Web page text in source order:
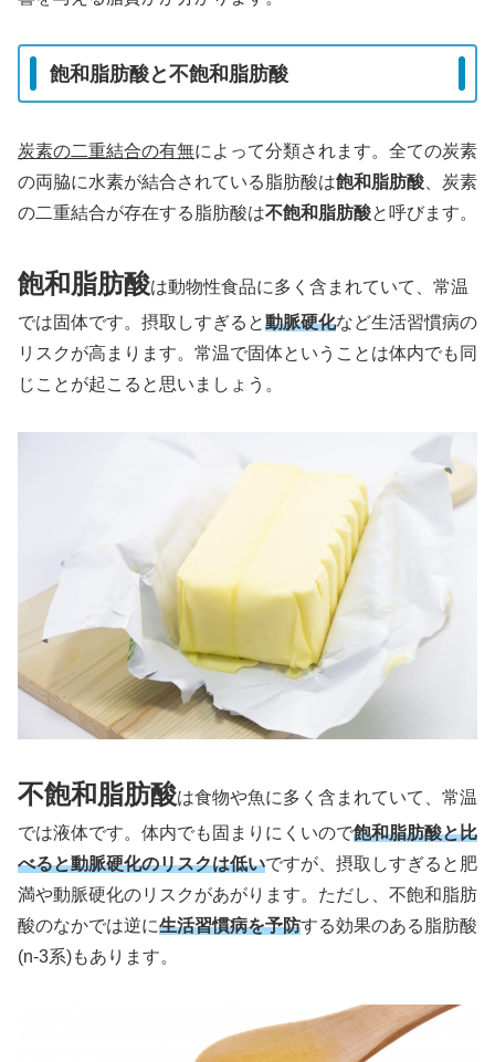
飽和脂肪酸と不飽和脂肪酸
炭素の二重結合の有無によって分類されます。全ての炭素
の両脇に水素が結合されている脂肪酸は飽和脂肪酸 、炭素
の二重結合が存在する脂肪酸は不飽和脂肪酸と呼びます。
飽和脂肪酸は動物性食品に多く含まれていて、常温
では固体です。摂取しすぎると動脈硬化など生活習慣病の
リスクが高まります。常温で固体ということは体内でも同
じことが起こると思いましょう。
不飽和脂肪酸は食物や魚に多く含まれていて、常温
では液体です。体内でも固まりにくいので飽和脂肪酸と比
べると動脈硬化のリスクは低いですが、摂取しすぎると肥
満や動脈硬化のリスクがあがります。ただし、不飽和脂肪
酸のなかでは逆に生活習慣病を予防する効果のある脂肪酸
(n-3系)もあります。